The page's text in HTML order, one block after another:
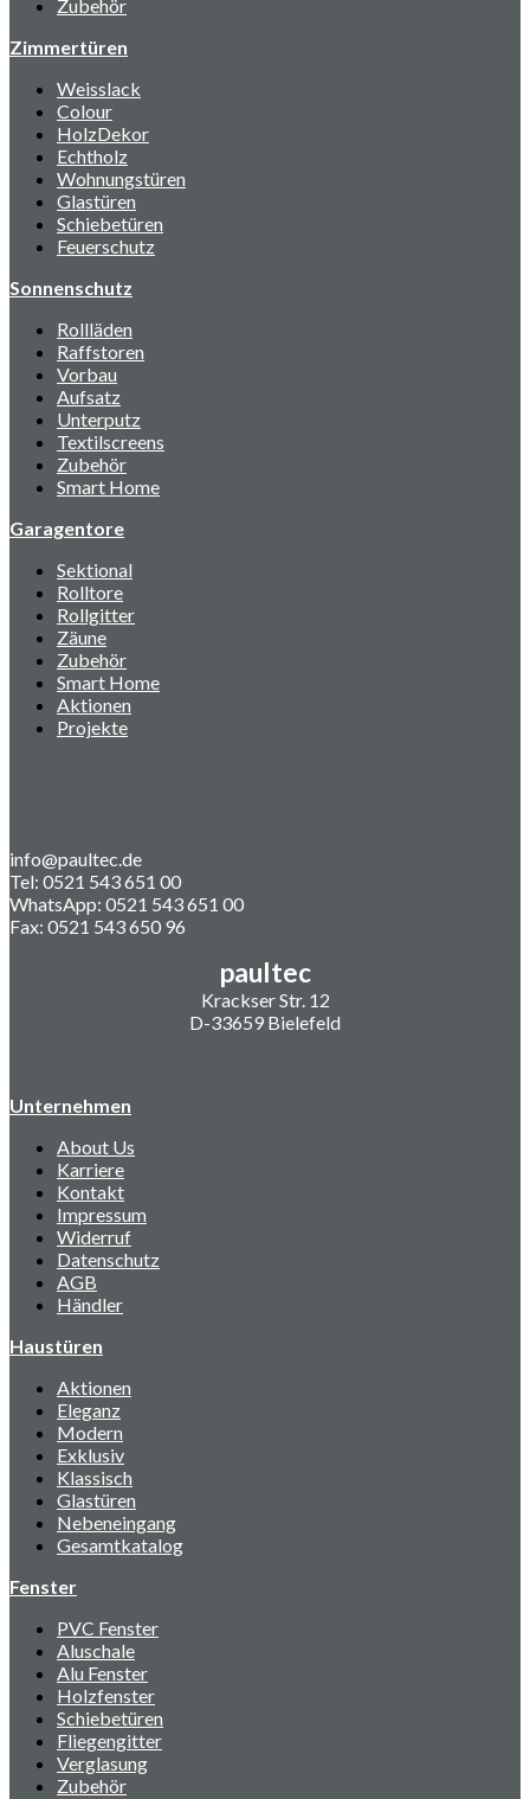
Zubehör
Zimmertüren
Weisslack
Colour
HolzDekor
Echtholz
Wohnungstüren
Glastüren
Schiebetüren
Feuerschutz
Sonnenschutz
Rollläden
Raffstoren
Vorbau
Aufsatz
Unterputz
Textilscreens
Zubehör
Smart Home
Garagentore
Sektional
Rolltore
Rollgitter
Zäune
Zubehör
Smart Home
Aktionen
Projekte
info@paultec.de
Tel: 0521 543 651 00
WhatsApp: 0521 543 651 00
Fax: 0521 543 650 96
paultec
Krackser Str. 12
D-33659 Bielefeld
Unternehmen
About Us
Karriere
Kontakt
Impressum
Widerruf
Datenschutz
AGB
Händler
Haustüren
Aktionen
Eleganz
Modern
Exklusiv
Klassisch
Glastüren
Nebeneingang
Gesamtkatalog
Fenster
PVC Fenster
Aluschale
Alu Fenster
Holzfenster
Schiebetüren
Fliegengitter
Verglasung
Zubehör